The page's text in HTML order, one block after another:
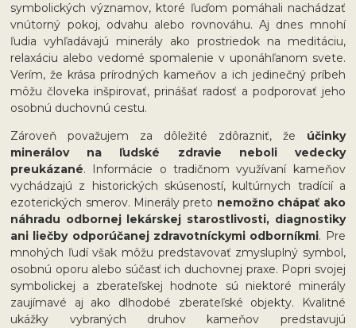
symbolických významov, ktoré ľuďom pomáhali nachádzať
vnútorný pokoj, odvahu alebo rovnováhu. Aj dnes mnohí
ľudia vyhľadávajú minerály ako prostriedok na meditáciu,
relaxáciu alebo vedomé spomalenie v uponáhľanom svete.
Verím, že krása prírodných kameňov a ich jedinečný príbeh
môžu človeka inšpirovať, prinášať radosť a podporovať jeho
osobnú duchovnú cestu.
Zároveň považujem za dôležité zdôrazniť, že účinky
minerálov na ľudské zdravie neboli vedecky
preukázané. Informácie o tradičnom využívaní kameňov
vychádzajú z historických skúseností, kultúrnych tradícií a
ezoterických smerov. Minerály preto nemožno chápať ako
náhradu odbornej lekárskej starostlivosti, diagnostiky
ani liečby odporúčanej zdravotníckymi odborníkmi. Pre
mnohých ľudí však môžu predstavovať zmysluplný symbol,
osobnú oporu alebo súčasť ich duchovnej praxe. Popri svojej
symbolickej a zberateľskej hodnote sú niektoré minerály
zaujímavé aj ako dlhodobé zberateľské objekty. Kvalitné
ukážky vybraných druhov kameňov predstavujú